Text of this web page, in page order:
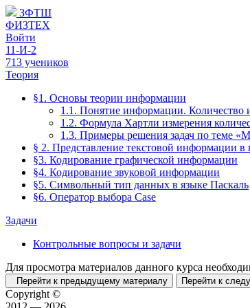
ЗФТШ
ФИЗТЕХ
Войти
11-И-2
713 учеников
Теория
§1. Основы теории информации
1.1. Понятие информации.
1.2. Формула Хартли измерения
1.3. Примеры решения задач по теме
§ 2. Представление текстовой информации в
§3. Кодирование графической информации
§4. Кодирование звуковой информации
§5. Символьный тип данных в языке Паскаль
§6. Оператор выбора Case
Задачи
Контрольные вопросы и задачи
Для просмотра материалов данного курса
Перейти к предыдущему материалу Перейти к
Copyright ©